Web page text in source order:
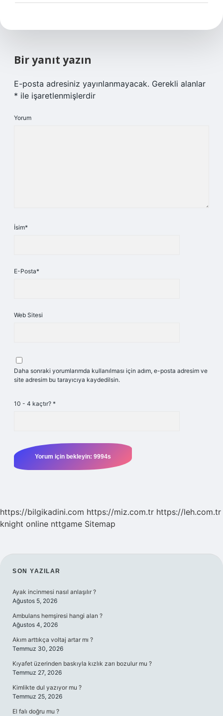
Bir yanıt yazın
E-posta adresiniz yayınlanmayacak. Gerekli alanlar
* ile işaretlenmişlerdir
Yorum
İsim*
E-Posta*
Web Sitesi
Daha sonraki yorumlarımda kullanılması için adım, e-posta adresim ve
site adresim bu tarayıcıya kaydedilsin.
10 - 4 kaçtır? *
https://bilgikadini.com https://miz.com.tr https://leh.com.tr
knight online nttgame Sitemap
SIDEBAR
SON YAZILAR
Ayak incinmesi nasıl anlaşılır ?
Ağustos 5, 2026
Ambulans hemşiresi hangi alan ?
Ağustos 4, 2026
Akım arttıkça voltaj artar mı ?
Temmuz 30, 2026
Kıyafet üzerinden baskıyla kızlık zarı bozulur mu ?
Temmuz 27, 2026
Kimlikte dul yazıyor mu ?
Temmuz 25, 2026
El falı doğru mu ?